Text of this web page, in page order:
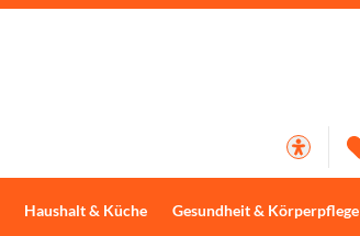
Haushalt & Küche Gesundheit & Körperpflege